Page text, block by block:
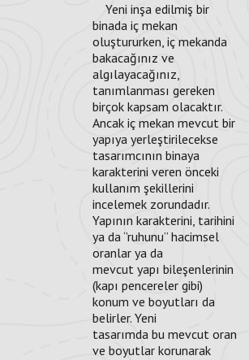
Yeni inşa edilmiş bir
binada iç mekan
oluştururken, iç mekanda
bakacağınız ve
algılayacağınız,
tanımlanması gereken
birçok kapsam olacaktır.
Ancak iç mekan mevcut bir
yapıya yerleştirilecekse
tasarımcının binaya
karakterini veren önceki
kullanım şekillerini
incelemek zorundadır.
Yapının karakterini, tarihini
ya da ‘’ruhunu’’ hacimsel
oranlar ya da
mevcut yapı bileşenlerinin
(kapı pencereler gibi)
konum ve boyutları da
belirler. Yeni
tasarımda bu mevcut oran
ve boyutlar korunarak